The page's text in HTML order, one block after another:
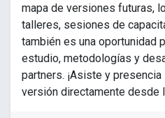
mapa de versiones futuras,
talleres, sesiones de
también es una oportunidad
estudio, metodologías y
partners. ¡Asiste y
versión directamente desde